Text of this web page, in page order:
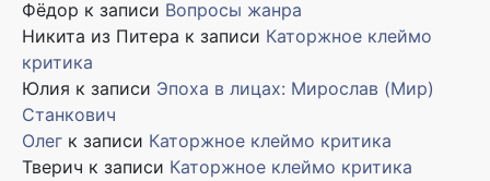
Фёдор к записи Вопросы жанра
Никита из Питера к записи Каторжное клеймо
критика
Юлия к записи Эпоха в лицах: Мирослав (Мир)
Станкович
Олег к записи Каторжное клеймо критика
Тверич к записи Каторжное клеймо критика